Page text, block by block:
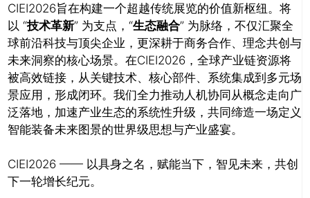
CIEI2026旨在构建一个超越传统展览的价值新枢纽。将
以 “技术革新” 为支点，“生态融合” 为脉络，不仅汇聚全
球前沿科技与顶尖企业，更深耕于商务合作、理念共创与
未来洞察的核心场景。在CIEI2026，全球产业链资源将
被高效链接，从关键技术、核心部件、系统集成到多元场
景应用，形成闭环。我们全力推动人机协同从概念走向广
泛落地，加速产业生态的系统性升级，共同缔造一场定义
智能装备未来图景的世界级思想与产业盛宴。
CIEI2026 —— 以具身之名，赋能当下，智见未来，共创
下一轮增长纪元。